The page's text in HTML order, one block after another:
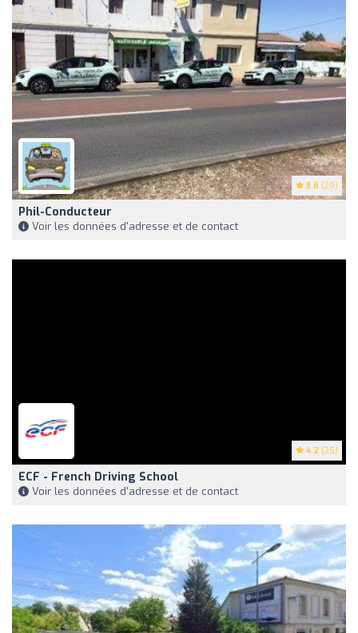
3.6 (29)
Phil-Conducteur
Voir les données d'adresse et de contact
4.2 (25)
ECF - French Driving School
Voir les données d'adresse et de contact